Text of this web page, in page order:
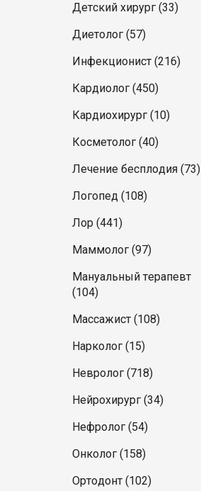
Детский хирург (33)
Диетолог (57)
Инфекционист (216)
Кардиолог (450)
Кардиохирург (10)
Косметолог (40)
Лечение бесплодия (73)
Логопед (108)
Лор (441)
Маммолог (97)
Мануальный терапевт
(104)
Массажист (108)
Нарколог (15)
Невролог (718)
Нейрохирург (34)
Нефролог (54)
Онколог (158)
Ортодонт (102)